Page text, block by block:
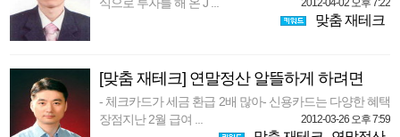
2012-04-02 오후 7:22
맞춤 재테크
[맞춤 재테크] 연말정산 알뜰하게 하려면
- 체크카드가 세금 환급 2배 많아- 신용카드는 다양한 혜택
장점지난 2월 급여 ...
2012-03-26 오후 7:59